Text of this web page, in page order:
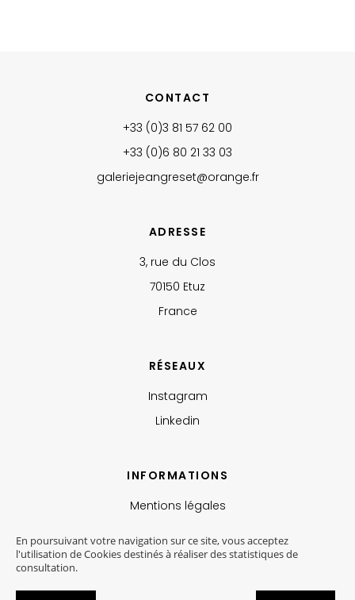
CONTACT
+33 (0)3 81 57 62 00
+33 (0)6 80 21 33 03‬
galeriejeangreset@orange.fr
ADRESSE
3, rue du Clos
70150 Etuz
France
RÉSEAUX
Instagram
Linkedin
INFORMATIONS
Mentions légales
Conditions de vente
En poursuivant votre navigation sur ce site, vous acceptez
l'utilisation de Cookies destinés à réaliser des statistiques de
consultation.